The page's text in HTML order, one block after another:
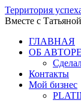
Территория
Вместе с
ГЛАВНАЯ
ОБ АВТОРЕ
Контакты
Мой бизнес